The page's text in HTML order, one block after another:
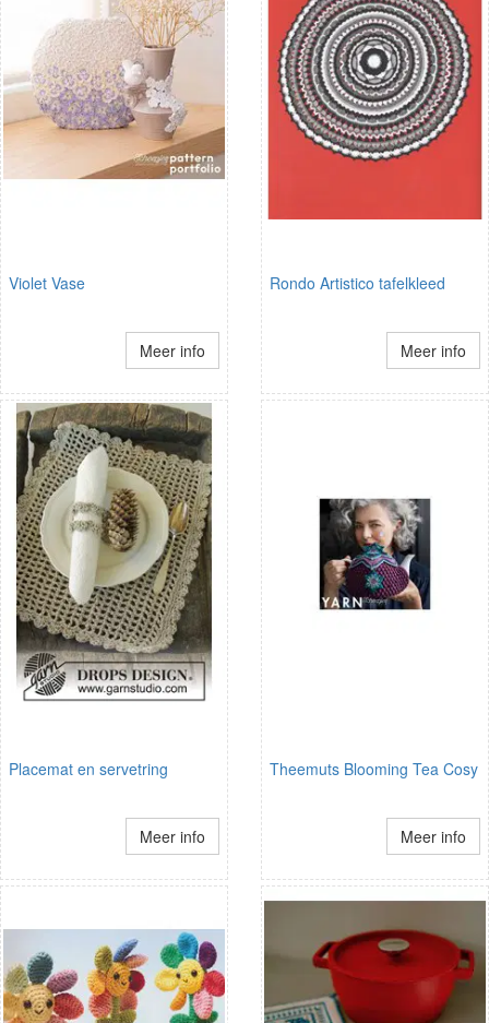
Violet Vase
Meer info
Rondo Artistico tafelkleed
Meer info
Placemat en servetring
Meer info
Theemuts Blooming Tea Cosy
Meer info